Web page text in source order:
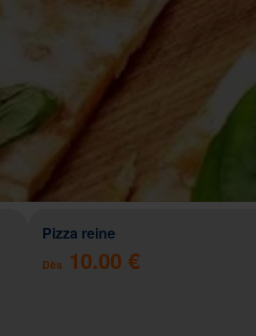
Pizza reine
Dès 10.00 €